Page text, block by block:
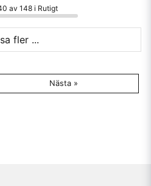
av 148 i Rutigt
fler ...
Nästa »